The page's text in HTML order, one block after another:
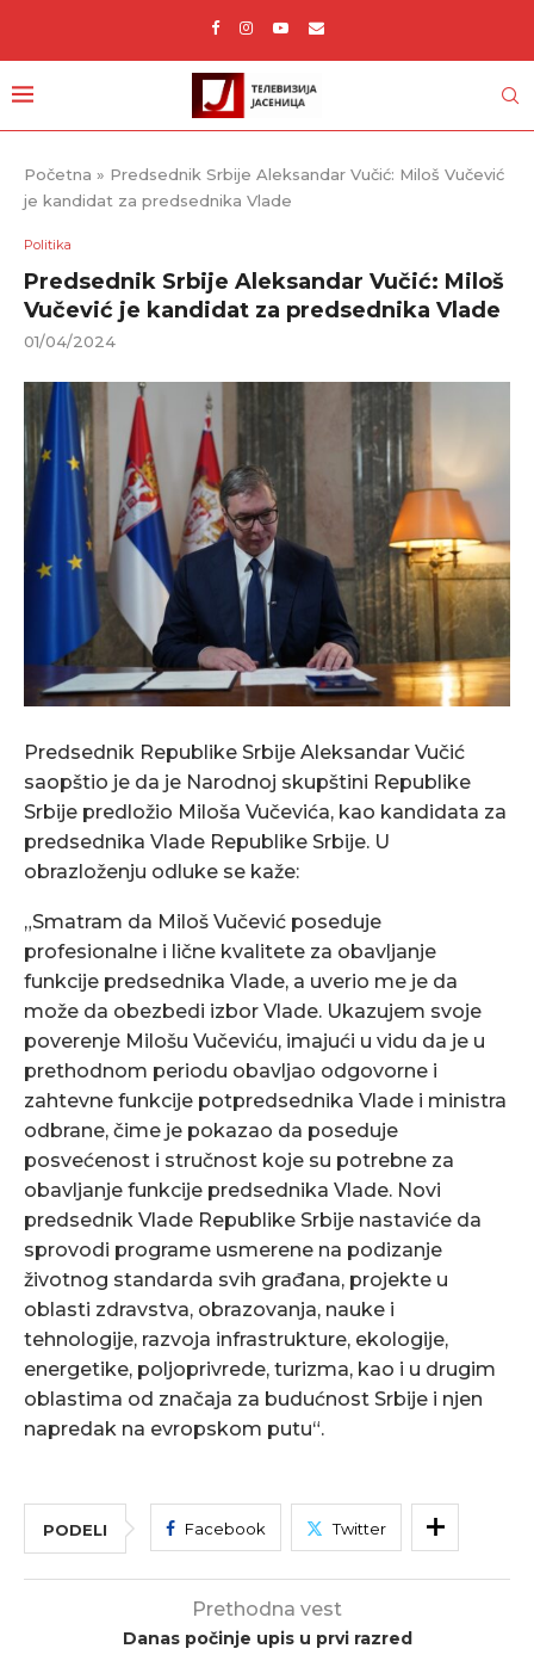
Početna » Predsednik Srbije Aleksandar Vučić: Miloš Vučević
je kandidat za predsednika Vlade
Politika
Predsednik Srbije Aleksandar Vučić: Miloš
Vučević je kandidat za predsednika Vlade
01/04/2024
Predsednik Republike Srbije Aleksandar Vučić
saopštio je da je Narodnoj skupštini Republike
Srbije predložio Miloša Vučevića, kao kandidata za
predsednika Vlade Republike Srbije. U
obrazloženju odluke se kaže:
„Smatram da Miloš Vučević poseduje
profesionalne i lične kvalitete za obavljanje
funkcije predsednika Vlade, a uverio me je da
može da obezbedi izbor Vlade. Ukazujem svoje
poverenje Milošu Vučeviću, imajući u vidu da je u
prethodnom periodu obavljao odgovorne i
zahtevne funkcije potpredsednika Vlade i ministra
odbrane, čime je pokazao da poseduje
posvećenost i stručnost koje su potrebne za
obavljanje funkcije predsednika Vlade. Novi
predsednik Vlade Republike Srbije nastaviće da
sprovodi programe usmerene na podizanje
životnog standarda svih građana, projekte u
oblasti zdravstva, obrazovanja, nauke i
tehnologije, razvoja infrastrukture, ekologije,
energetike, poljoprivrede, turizma, kao i u drugim
oblastima od značaja za budućnost Srbije i njen
napredak na evropskom putu“.
PODELI Facebook Twitter
Prethodna vest
Danas počinje upis u prvi razred